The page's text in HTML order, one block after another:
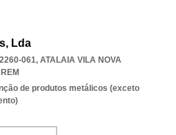
Lda
061, ATALAIA VILA NOVA
de produtos metálicos (exceto